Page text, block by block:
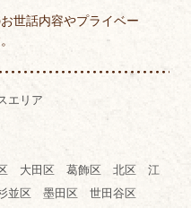
世話内容やプライベー
エリア
大田区 葛飾区 北区 江
区 墨田区 世田谷区